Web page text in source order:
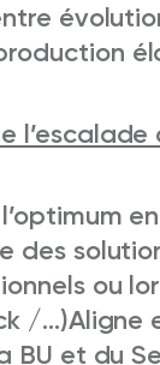
l’escalade
des
ou
/…)Aligne
BU et du